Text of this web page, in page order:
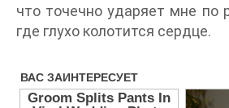
что точечно ударяет мне по
где глухо колотится сердце.